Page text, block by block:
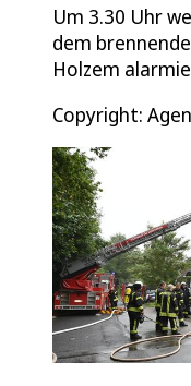
Um 3.30 Uhr
dem
Holzem
Copyright: